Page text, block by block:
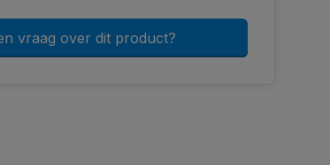
vraag over dit product?